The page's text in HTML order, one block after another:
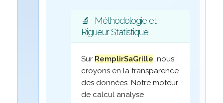
🔬
Méthodologie et
Rigueur Statistique
Sur RemplirSaGrille, nous
croyons en la transparence
des données. Notre moteur
de calcul analyse